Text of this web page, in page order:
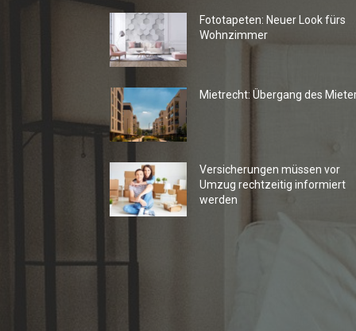
Fototapeten: Neuer Look fürs
Wohnzimmer
Mietrecht: Übergang des
Versicherungen müssen vor
Umzug rechtzeitig informiert
werden